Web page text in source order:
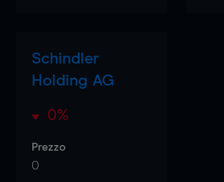
Schindler
Holding AG
0%
Prezzo
0